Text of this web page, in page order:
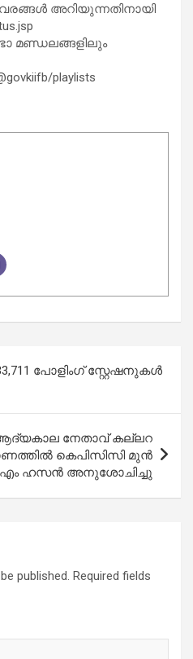
അറിയുന്നതിനായി
മണ്ഡലങ്ങളിലും
playlists
പോളിംഗ് സ്റ്റേഷനുകൾ
നേതാവ് കല്ലറ
കെപിസിസി മുന്‍
ഹസന്‍ അനുശോചിച്ചു
published. Required fields